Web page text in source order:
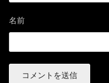
名前